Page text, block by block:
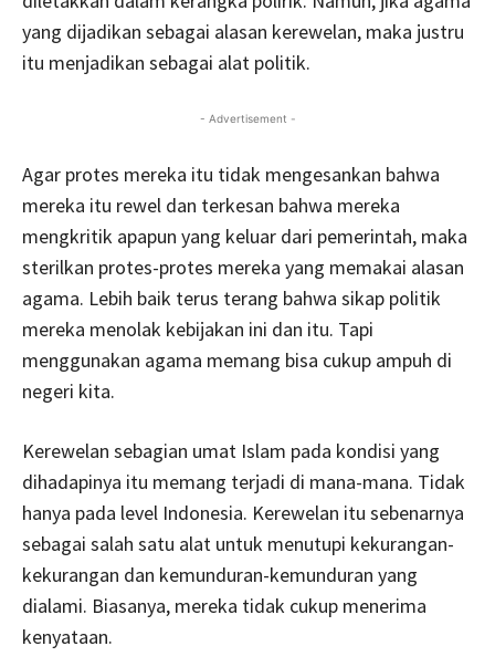
yang dijadikan sebagai alasan kerewelan, maka justru
itu menjadikan sebagai alat politik.
- Advertisement -
Agar protes mereka itu tidak mengesankan bahwa
mereka itu rewel dan terkesan bahwa mereka
mengkritik apapun yang keluar dari pemerintah, maka
sterilkan protes-protes mereka yang memakai alasan
agama. Lebih baik terus terang bahwa sikap politik
mereka menolak kebijakan ini dan itu. Tapi
menggunakan agama memang bisa cukup ampuh di
negeri kita.
Kerewelan sebagian umat Islam pada kondisi yang
dihadapinya itu memang terjadi di mana-mana. Tidak
hanya pada level Indonesia. Kerewelan itu sebenarnya
sebagai salah satu alat untuk menutupi kekurangan-
kekurangan dan kemunduran-kemunduran yang
dialami. Biasanya, mereka tidak cukup menerima
kenyataan.